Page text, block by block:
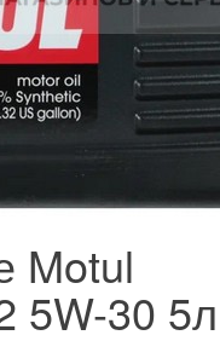
Motul
5W-30 5л